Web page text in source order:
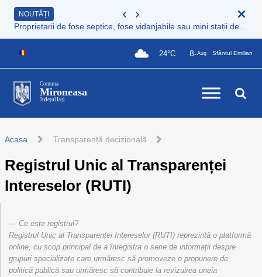
NOUTĂȚI
24°C 8-Aug Sfântul Emilian
Comuna
Mironeasa
Județul Iași
Acasa Transparență decizională
Registrul Unic al Transparenței
Intereselor (RUTI)
Ce este registrul?
Registrul Unic al Transparenței Intereselor (RUTI) reprezintă o platformă
online, cu scop principal de a înregistra o serie de informații despre
grupuri specializate care urmăresc să promoveze o propunere de
politică publică sau urmăresc să contribuie la revizuirea uneia